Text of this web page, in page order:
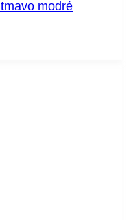
modré